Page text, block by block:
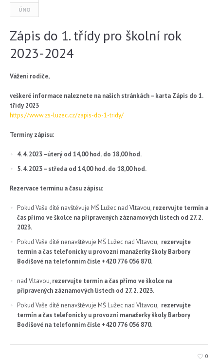
ÚNO
Zápis do 1. třídy pro školní rok
2023-2024
Vážení rodiče,
veškeré informace naleznete na našich stránkách – karta Zápis do 1.
třídy 2023
https://www.zs-luzec.cz/zapis-do-1-tridy/
Termíny zápisu:
4. 4. 2023 –úterý od 14,00 hod. do 18,00 hod.
5. 4. 2023 – středa od 14,00 hod. do 18,00 hod.
Rezervace termínu a času zápisu:
Pokud Vaše dítě navštěvuje MŠ Lužec nad Vltavou, rezervujte termín a
čas přímo ve školce na připravených záznamových listech od 27. 2.
2023.
Pokud Vaše dítě nenavštěvuje MŠ Lužec nad Vltavou, rezervujte
termín a čas telefonicky u provozní manažerky školy Barbory
Bodišové na telefonním čísle +420 776 056 870.
nad Vltavou, rezervujte termín a čas přímo ve školce na
připravených záznamových listech od 27. 2. 2023.
Pokud Vaše dítě nenavštěvuje MŠ Lužec nad Vltavou, rezervujte
termín a čas telefonicky u provozní manažerky školy Barbory
Bodišové na telefonním čísle +420 776 056 870.
0